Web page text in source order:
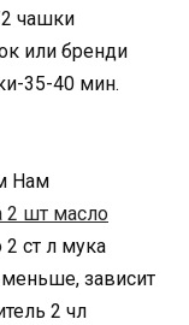
чашки
или бренди
35-40 мин.
Нам
2 шт масло
2 ст л мука
меньше, зависит
2 чл